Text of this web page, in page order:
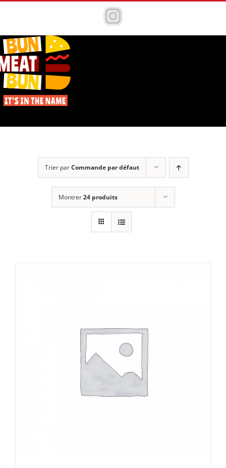
contenu
Instagram
Trier parCommande par défaut
Montrer24 produits
DÉTAILS